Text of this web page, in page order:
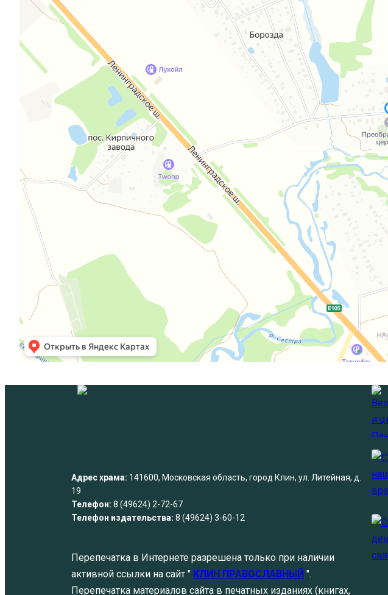
Адрес храма: 141600, Московская область, город Клин, ул. Литейная, д.
19
Телефон: 8 (49624) 2-72-67
Телефон издательства: 8 (49624) 3-60-12
Перепечатка в Интернете разрешена только при наличии
активной ссылки на сайт " КЛИН ПРАВОСЛАВНЫЙ ".
Перепечатка материалов сайта в печатных изданиях (книгах,